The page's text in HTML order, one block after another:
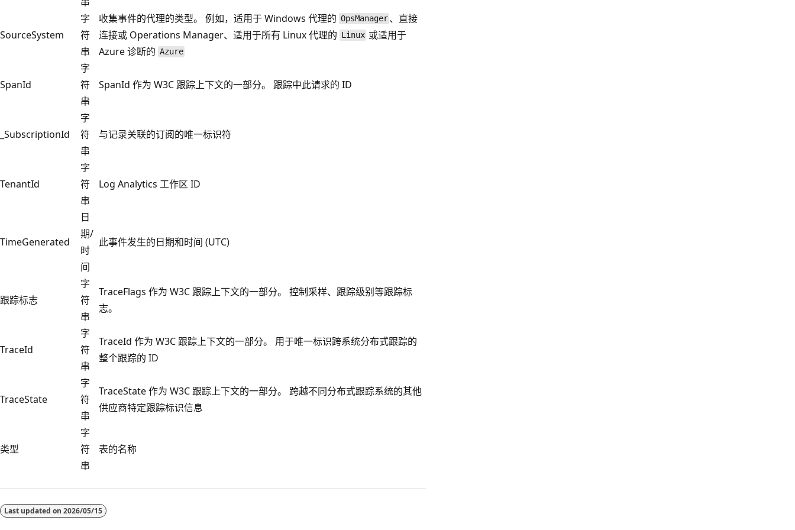
SourceSystem
字
符
串
收集事件的代理的类型。 例如，适用于 Windows 代理的 OpsManager 、直接
连接或 Operations Manager、适用于所有 Linux 代理的 Linux 或适用于
Azure 诊断的 Azure
SpanId
字
符
串
SpanId 作为 W3C 跟踪上下文的一部分。 跟踪中此请求的 ID
_SubscriptionId
字
符
串
与记录关联的订阅的唯一标识符
TenantId
字
符
串
Log Analytics 工作区 ID
TimeGenerated
日
期/
时
间
此事件发生的日期和时间 (UTC)
跟踪标志
字
符
串
TraceFlags 作为 W3C 跟踪上下文的一部分。 控制采样、跟踪级别等跟踪标
志。
TraceId
字
符
串
TraceId 作为 W3C 跟踪上下文的一部分。 用于唯一标识跨系统分布式跟踪的
整个跟踪的 ID
TraceState
字
符
串
TraceState 作为 W3C 跟踪上下文的一部分。 跨越不同分布式跟踪系统的其他
供应商特定跟踪标识信息
类型
字
符
串
表的名称
Last updated on 2026/05/15